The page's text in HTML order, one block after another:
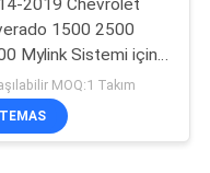
2019 Chevrolet
1500 2500
Mylink Sistemi için
Android
Multimedya
MOQ:1 Takım
TEMAS